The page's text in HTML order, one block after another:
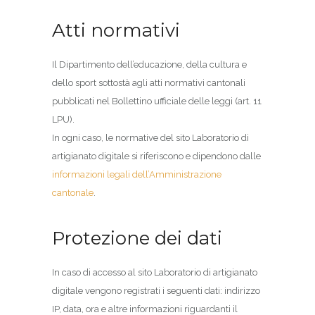
Atti normativi
Il Dipartimento dell’educazione, della cultura e
dello sport sottostà agli atti normativi cantonali
pubblicati nel Bollettino ufficiale delle leggi (art. 11
LPU).
In ogni caso, le normative del sito Laboratorio di
artigianato digitale si riferiscono e dipendono dalle
informazioni legali dell’Amministrazione
cantonale.
Protezione dei dati
In caso di accesso al sito Laboratorio di artigianato
digitale vengono registrati i seguenti dati: indirizzo
IP, data, ora e altre informazioni riguardanti il